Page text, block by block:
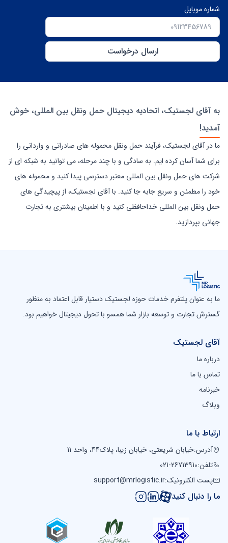
شماره موبایل
ارسال درخواست
به آقای لجستیک، اتحادیه دیجیتال حمل ونقل بین المللی، خوش
آمدید!
ما در آقای لجستیک، فرآیند حمل ونقل محموله های صادراتی و وارداتی را
برای شما آسان کرده ایم. به سادگی و با چند مرحله، می توانید به شبکه ای از
شرکت های حمل ونقل بین المللی معتبر دسترسی پیدا کنید و محموله های
خود را مطمئن و سریع جابه جا کنید. با آقای لجستیک، از پیچیدگی های
حمل ونقل بین المللی خداحافظی کنید و با اطمینان بیشتری به تجارت
جهانی بپردازید.
ما به عنوان پلتفرم خدمات حوزه لجستیک دستیار قابل اعتماد به منظور
گسترش تجارت و توسعه بازار شما همسو با تحول دیجیتال خواهیم بود.
آقای لجستیک
درباره ما
تماس با ما
خبرنامه
وبلاگ
ارتباط با ما
آدرس:خیابان شریعتی، خیابان زیبا، پلاک44، واحد 11
تلفن:
021-26713910
پست الکترونیک:
support@mrlogistic.ir
ما را دنبال کنید